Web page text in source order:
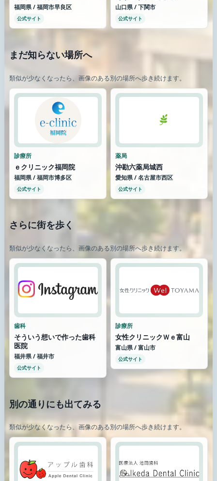
福岡県 / 福岡市早良区
公式サイト
山口県 / 下関市
公式サイト
まだ知らない場所へ
類似が少なくなったら、画像のある別の場所へ歩き続けます。
診療所
ｅクリニック福岡院
福岡県 / 福岡市博多区
公式サイト
薬局
沖勘六薬局城西
愛知県 / 名古屋市西区
公式サイト
さらに街を歩く
類似が少なくなったら、画像のある別の場所へ歩き続けます。
歯科
そういう想いで作った歯科
医院
福井県 / 福井市
公式サイト
診療所
女性クリニックＷｅ富山
富山県 / 富山市
公式サイト
別の通りにも出てみる
類似が少なくなったら、画像のある別の場所へ歩き続けます。